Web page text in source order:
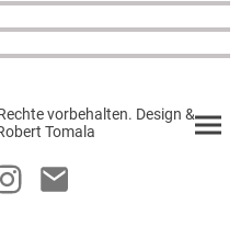
vorbehalten. Design &
Tomala